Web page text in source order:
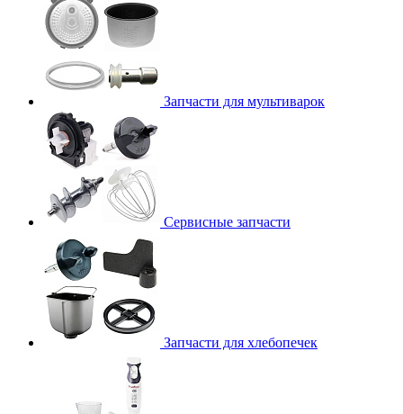
Запчасти для мультиварок
Сервисные запчасти
Запчасти для хлебопечек